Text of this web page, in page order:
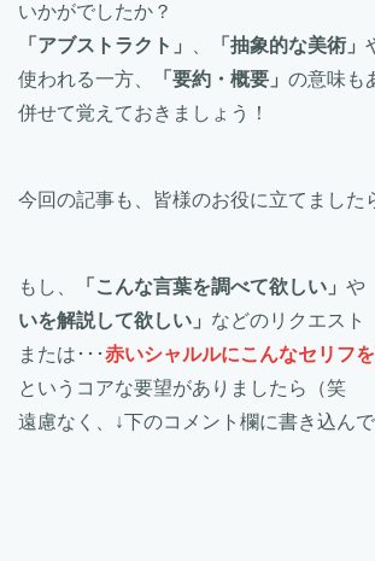
いかがでしたか？
「アブストラクト」
「抽象的な美術」
使われる一方、
「要約・概要」 の意味も
併せて覚えておきましょう！
今回の記事も、皆様のお役に立てまし
もし、 「こんな言葉を調べて欲しい」 や
いを解説して欲しい」 などのリクエスト
または･･･赤いシャルルにこんなセリフ
というコアな要望がありましたら（笑
遠慮なく、↓下のコメント欄に書き込ん